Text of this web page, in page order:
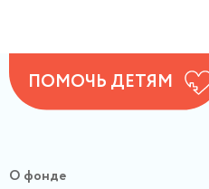
ПОМОЧЬ ДЕТЯМ
О фонде